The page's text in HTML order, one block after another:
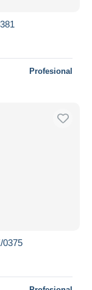
Profesional
0375